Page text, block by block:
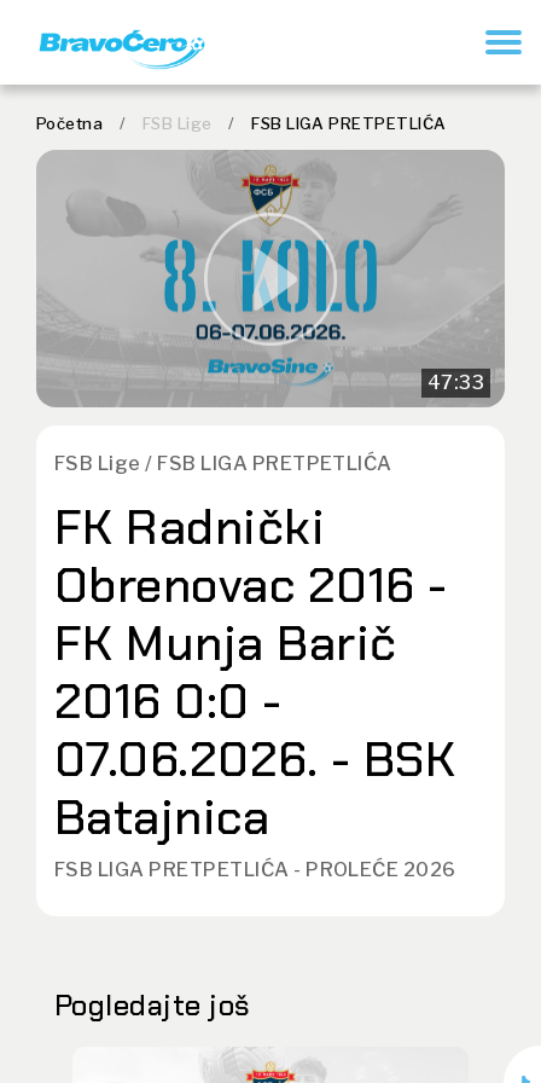
Početna / FSB Lige / FSB LIGA PRETPETLIĆA
47:33
FSB Lige / FSB LIGA PRETPETLIĆA
FK Radnički
Obrenovac 2016 -
FK Munja Barič
2016 0:0 -
07.06.2026. - BSK
Batajnica
FSB LIGA PRETPETLIĆA - PROLEĆE 2026
Pogledajte još